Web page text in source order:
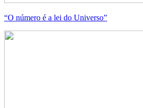
“O número é a lei do Universo”